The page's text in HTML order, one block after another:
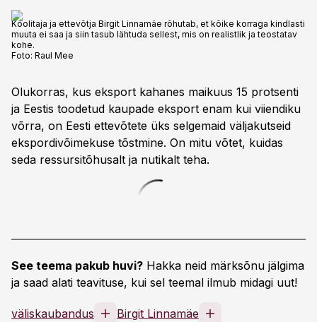
Koolitaja ja ettevõtja Birgit Linnamäe rõhutab, et kõike korraga kindlasti
muuta ei saa ja siin tasub lähtuda sellest, mis on realistlik ja teostatav
kohe.
Foto: Raul Mee
Olukorras, kus eksport kahanes maikuus 15 protsenti
ja Eestis toodetud kaupade eksport enam kui viiendiku
võrra, on Eesti ettevõtete üks selgemaid väljakutseid
ekspordivõimekuse tõstmine. On mitu võtet, kuidas
seda ressursitõhusalt ja nutikalt teha.
See teema pakub huvi? Hakka neid märksõnu jälgima
ja saad alati teavituse, kui sel teemal ilmub midagi uut!
väliskaubandus Birgit Linnamäe